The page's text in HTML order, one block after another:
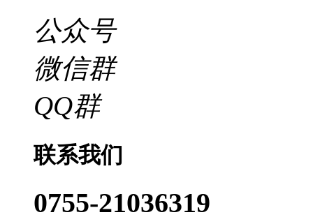
公众号
微信群
QQ群
联系我们
0755-21036319